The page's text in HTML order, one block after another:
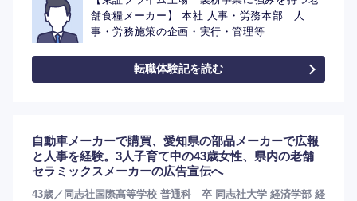
選択する
選択する
選択する
選択する
舗食糧メーカー】 本社 人事・労務本部 人
事・労務施策の企画・実行・管理等
転職体験記を読む
自動車メーカーで購買、愛知県の部品メーカーで広報
と人事を経験。3人子育て中の43歳女性、県内の老舗
セラミックスメーカーの広告宣伝へ
43歳／同志社国際高等学校 普通科 卒 同志社大学 経済学部 経